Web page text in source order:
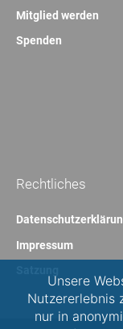
Mitglied werden
Spenden
Rechtliches
Impressum
Unsere
Nutzererlebnis
nur in